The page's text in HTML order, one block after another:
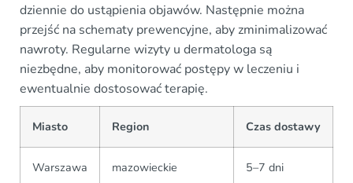
dziennie do ustąpienia objawów. Następnie można
przejść na schematy prewencyjne, aby zminimalizować
nawroty. Regularne wizyty u dermatologa są
niezbędne, aby monitorować postępy w leczeniu i
ewentualnie dostosować terapię.
Miasto Region Czas dostawy
Warszawa mazowieckie 5–7 dni